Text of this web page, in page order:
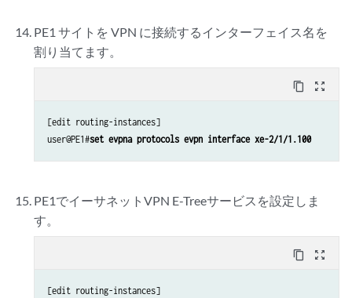
PE1 サイトを VPN に接続するインターフェイス名を
割り当てます。
content_copy zoom_out_map
[edit routing-instances]
user@PE1#set evpna protocols evpn interface xe-2/1/1.100
PE1でイーサネットVPN E-Treeサービスを設定しま
す。
content_copy zoom_out_map
[edit routing-instances]